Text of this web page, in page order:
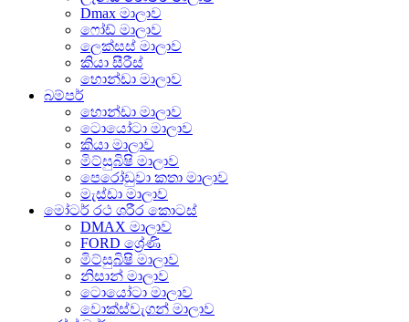
Dmax මාලාව
ෆෝඩ් මාලාව
ලෙක්සස් මාලාව
කියා සීරීස්
හොන්ඩා මාලාව
බම්පර්
හොන්ඩා මාලාව
ටොයෝටා මාලාව
කියා මාලාව
මිට්සුබිෂි මාලාව
පෙරෝඩුවා කතා මාලාව
මැස්ඩා මාලාව
මෝටර් රථ ශරීර කොටස්
DMAX මාලාව
FORD ශ්‍රේණි
මිට්සුබිෂි මාලාව
නිසාන් මාලාව
ටොයෝටා මාලාව
වොක්ස්වැගන් මාලාව